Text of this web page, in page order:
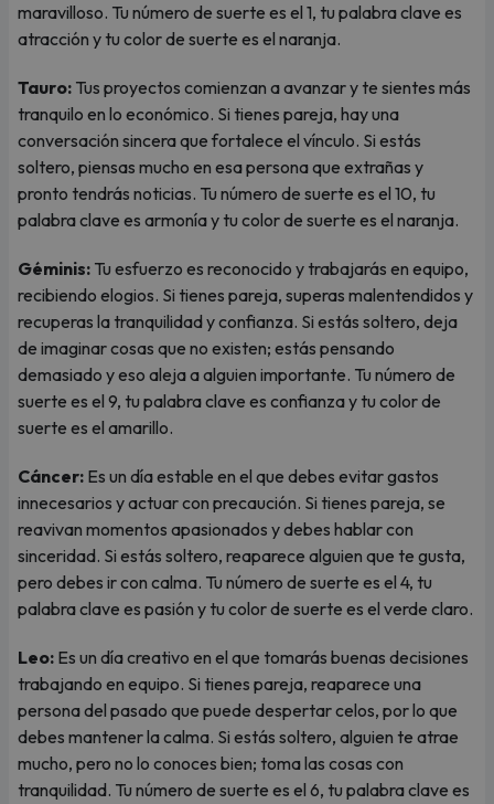
maravilloso. Tu número de suerte es el 1, tu palabra clave es
atracción y tu color de suerte es el naranja.
Tauro: Tus proyectos comienzan a avanzar y te sientes más
tranquilo en lo económico. Si tienes pareja, hay una
conversación sincera que fortalece el vínculo. Si estás
soltero, piensas mucho en esa persona que extrañas y
pronto tendrás noticias. Tu número de suerte es el 10, tu
palabra clave es armonía y tu color de suerte es el naranja.
Géminis: Tu esfuerzo es reconocido y trabajarás en equipo,
recibiendo elogios. Si tienes pareja, superas malentendidos y
recuperas la tranquilidad y confianza. Si estás soltero, deja
de imaginar cosas que no existen; estás pensando
demasiado y eso aleja a alguien importante. Tu número de
suerte es el 9, tu palabra clave es confianza y tu color de
suerte es el amarillo.
Cáncer: Es un día estable en el que debes evitar gastos
innecesarios y actuar con precaución. Si tienes pareja, se
reavivan momentos apasionados y debes hablar con
sinceridad. Si estás soltero, reaparece alguien que te gusta,
pero debes ir con calma. Tu número de suerte es el 4, tu
palabra clave es pasión y tu color de suerte es el verde claro.
Leo: Es un día creativo en el que tomarás buenas decisiones
trabajando en equipo. Si tienes pareja, reaparece una
persona del pasado que puede despertar celos, por lo que
debes mantener la calma. Si estás soltero, alguien te atrae
mucho, pero no lo conoces bien; toma las cosas con
tranquilidad. Tu número de suerte es el 6, tu palabra clave es